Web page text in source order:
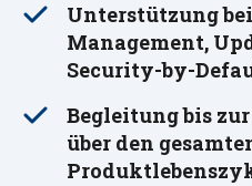
Unterstützung
Management,
Security-by-
Begleitung bis
über den